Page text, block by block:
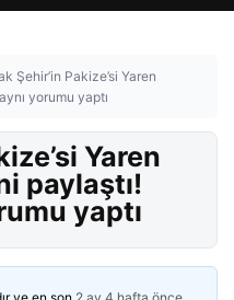
Şehir’in Pakize’si Yaren
yorumu yaptı
Yaren
paylaştı!
yaptı